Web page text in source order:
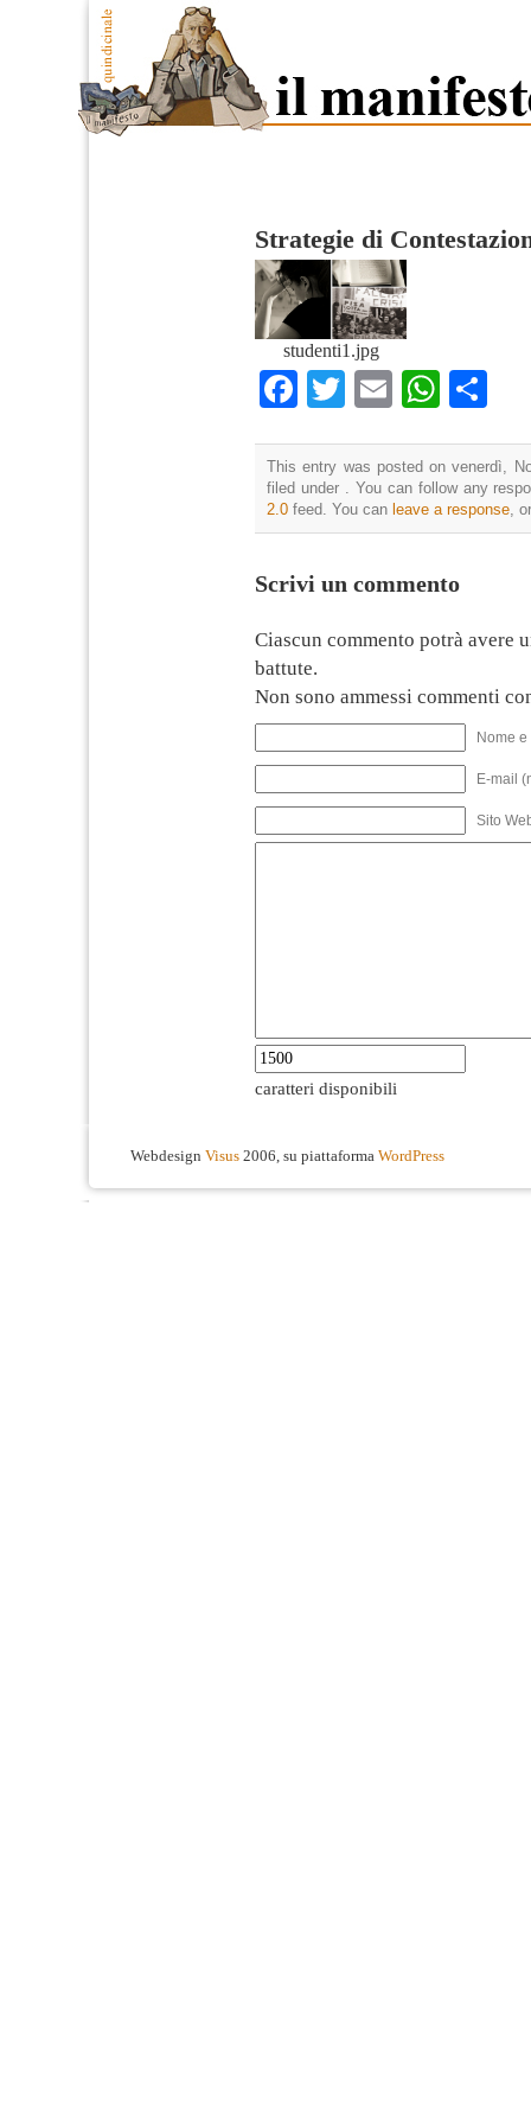
Strategie di
studenti1.jpg
Facebook
Twitter
Email
This entry was posted on venerdì,
filed under . You can follow any
2.0 feed. You can leave a response ,
Scrivi un commento
Ciascun commento potrà avere
battute.
Non sono ammessi commenti
Nome
E-mail
Sito
caratteri disponibili
Webdesign Visus 2006, su piattaforma WordPress